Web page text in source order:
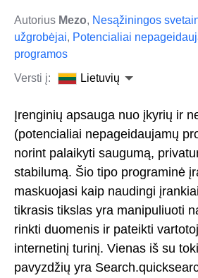
Autorius Mezo, Nesąžiningos
užgrobėjai, Potencialiai
programos
Versti į:
Lietuvių
Įrenginių apsauga nuo įkyrių ir
(potencialiai nepageidaujamų
norint palaikyti saugumą,
stabilumą. Šio tipo programinė
maskuojasi kaip naudingi
tikrasis tikslas yra manipuliuoti
rinkti duomenis ir pateikti
internetinį turinį. Vienas iš su
pavyzdžių yra